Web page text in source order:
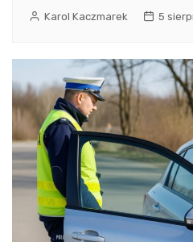
Karol Kaczmarek 5